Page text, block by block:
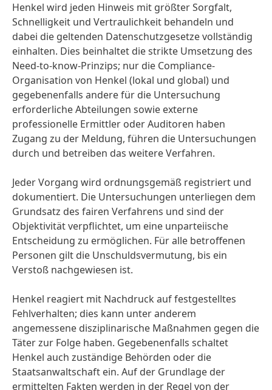
Henkel wird jeden Hinweis mit größter Sorgfalt,
Schnelligkeit und Vertraulichkeit behandeln und
dabei die geltenden Datenschutzgesetze vollständig
einhalten. Dies beinhaltet die strikte Umsetzung des
Need-to-know-Prinzips; nur die Compliance-
Organisation von Henkel (lokal und global) und
gegebenenfalls andere für die Untersuchung
erforderliche Abteilungen sowie externe
professionelle Ermittler oder Auditoren haben
Zugang zu der Meldung, führen die Untersuchungen
durch und betreiben das weitere Verfahren.
Jeder Vorgang wird ordnungsgemäß registriert und
dokumentiert. Die Untersuchungen unterliegen dem
Grundsatz des fairen Verfahrens und sind der
Objektivität verpflichtet, um eine unparteiische
Entscheidung zu ermöglichen. Für alle betroffenen
Personen gilt die Unschuldsvermutung, bis ein
Verstoß nachgewiesen ist.
Henkel reagiert mit Nachdruck auf festgestelltes
Fehlverhalten; dies kann unter anderem
angemessene disziplinarische Maßnahmen gegen die
Täter zur Folge haben. Gegebenenfalls schaltet
Henkel auch zuständige Behörden oder die
Staatsanwaltschaft ein. Auf der Grundlage der
ermittelten Fakten werden in der Regel von der